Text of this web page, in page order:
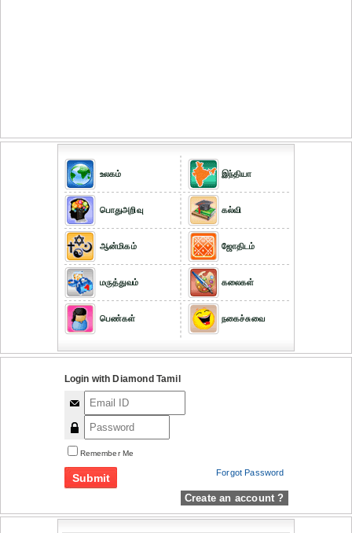
உலகம்
பொதுஅறிவு
ஆன்மிகம்
மருத்துவம்
பெண்கள்
இந்தியா
கல்வி
ஜோதிடம்
கலைகள்
நகைச்சுவை
Login with Diamond Tamil
Remember Me
Forgot Password
Create an account ?